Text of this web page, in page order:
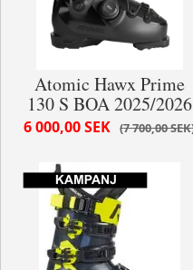
Atomic Hawx Prime
130 S BOA 2025/2026
7 700,00 SEK
6 000,00 SEK